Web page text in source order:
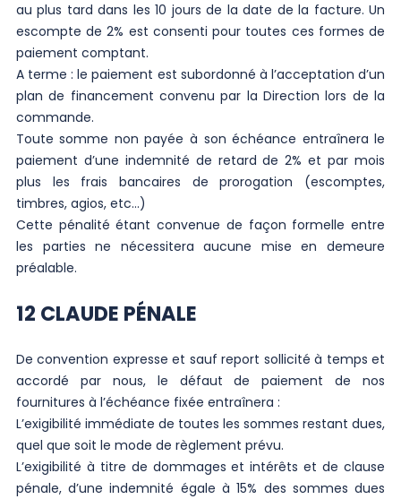
au plus tard dans les 10 jours de la date de la facture. Un
escompte de 2% est consenti pour toutes ces formes de
paiement comptant.
A terme : le paiement est subordonné à l’acceptation d’un
plan de financement convenu par la Direction lors de la
commande.
Toute somme non payée à son échéance entraînera le
paiement d’une indemnité de retard de 2% et par mois
plus les frais bancaires de prorogation (escomptes,
timbres, agios, etc…)
Cette pénalité étant convenue de façon formelle entre
les parties ne nécessitera aucune mise en demeure
préalable.
12 CLAUDE PÉNALE
De convention expresse et sauf report sollicité à temps et
accordé par nous, le défaut de paiement de nos
fournitures à l’échéance fixée entraînera :
L’exigibilité immédiate de toutes les sommes restant dues,
quel que soit le mode de règlement prévu.
L’exigibilité à titre de dommages et intérêts et de clause
pénale, d’une indemnité égale à 15% des sommes dues